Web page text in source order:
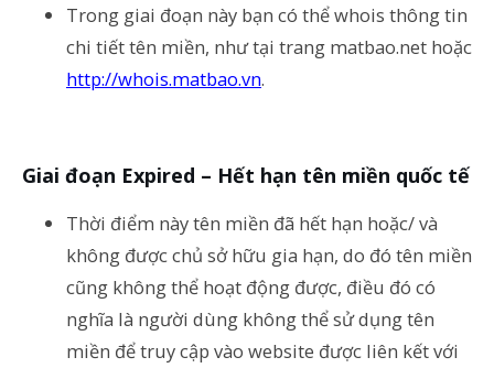
Trong giai đoạn này bạn có thể whois thông tin
chi tiết tên miền, như tại trang matbao.net hoặc
http://whois.matbao.vn.
Giai đoạn Expired – Hết hạn tên miền quốc tế
Thời điểm này tên miền đã hết hạn hoặc/ và
không được chủ sở hữu gia hạn, do đó tên miền
cũng không thể hoạt động được, điều đó có
nghĩa là người dùng không thể sử dụng tên
miền để truy cập vào website được liên kết với